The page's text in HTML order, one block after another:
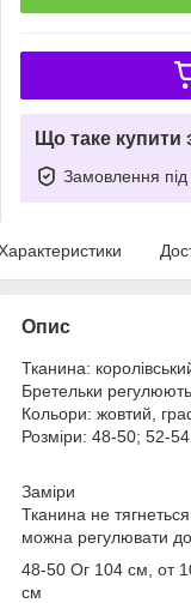
Що таке купити
Замовлення під
Опис
Тканина:
Бретельки
Кольори: жовтий,
Розміри: 48-50; 52-
Заміри
Тканина не
можна регулювати
48-50 Ог 104 см, от
см